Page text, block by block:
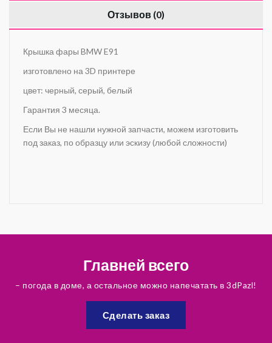
Отзывов (0)
Крышка фары BMW E91
изготовлено на 3D принтере
цвет: черный, серый, белый
Гарантия 3 месяца.
Если Вы не нашли нужной запчасти, можем изготовить
под заказ, по образцу или эскизу (любой сложности)
Главней всего
– погода в доме, а остальное можно напечатать в 3dPazl!
Сделать заказ